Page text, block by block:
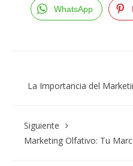
WhatsApp
La Importancia del
Siguiente
Marketing Olfativo: Tu